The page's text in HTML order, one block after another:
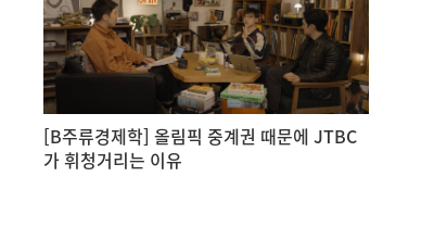
[B주류경제학] 올림픽 중계권 때문에 JTBC
가 휘청거리는 이유